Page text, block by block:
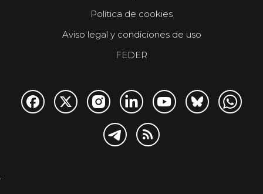
Política de cookies
Aviso legal y condiciones de uso
FEDER